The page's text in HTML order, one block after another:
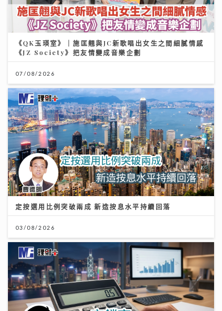
《QK玉瑛室》｜施匡翹與JC新歌唱出女生之間細膩情感
《JZ Society》把友情變成音樂企劃
07/08/2026
定按選用比例突破兩成 新造按息水平持續回落
03/08/2026